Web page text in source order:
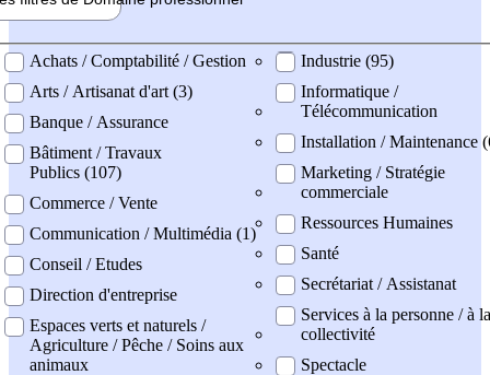
professionel
Achats / Comptabilité / Gestion
Arts / Artisanat d'art (3)
Banque / Assurance
Bâtiment / Travaux
Publics (107)
Commerce / Vente
Communication / Multimédia (1)
Conseil / Etudes
Direction d'entreprise
Espaces verts et naturels /
Agriculture / Pêche / Soins aux
animaux
Industrie (95)
Informatique /
Télécommunication
Installation / Maintenance
Marketing / Stratégie
commerciale
Ressources Humaines
Santé
Secrétariat / Assistanat
Services à la personne / à la
collectivité
Spectacle